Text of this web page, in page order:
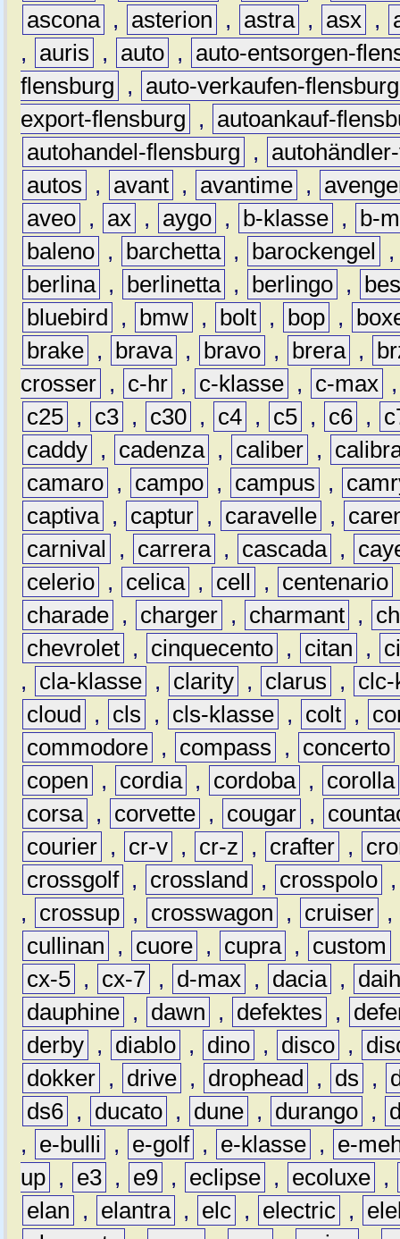
ascona , asterion , astra , asx ,
,
auris , auto ,
auto-entsorgen-
flensburg
,
auto-verkaufen-flensburg
export-flensburg
,
autoankauf-
autohandel-flensburg
,
autos
, avant , avantime ,
aveo , ax , aygo , b-klasse ,
b-
baleno , barchetta , barockengel
berlina , berlinetta , berlingo ,
bluebird
, bmw , bolt , bop ,
brake , brava , bravo , brera ,
crosser , c-hr , c-klasse , c-max
c25 , c3 , c30 , c4 , c5 , c6 ,
caddy , cadenza , caliber ,
camaro , campo , campus ,
captiva , captur , caravelle ,
carnival
, carrera , cascada ,
celerio , celica , cell , centenario
charade , charger , charmant ,
chevrolet , cinquecento , citan ,
,
cla-klasse , clarity , clarus ,
clc-
cloud
, cls , cls-klasse , colt ,
commodore , compass , concerto
copen
, cordia , cordoba ,
corolla
corsa , corvette , cougar ,
courier , cr-v , cr-z , crafter ,
crossgolf , crossland , crosspolo
,
crossup , crosswagon , cruiser ,
cullinan
, cuore , cupra , custom
cx-5 , cx-7 , d-max , dacia ,
dauphine , dawn , defektes ,
derby , diablo , dino , disco ,
dokker , drive , drophead , ds ,
ds6 , ducato , dune , durango ,
,
e-bulli , e-golf , e-klasse ,
e-
up , e3 , e9 , eclipse , ecoluxe ,
elan
, elantra , elc , electric ,